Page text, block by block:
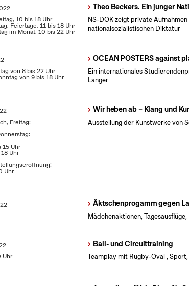
10 bis 18 Uhr
Feiertage, 11 bis 18 Uhr
im Monat, 10 bis 22 Uhr
Theo Beckers. Ein junger
NS-DOK zeigt private
nationalsozialistischen Diktatur
von 8 bis 22 Uhr
von 9 bis 18 Uhr
OCEAN POSTERS against
Ein internationales
Langer
Freitag:
15 Uhr
Uhr
Uhr
Wir heben ab – Klang und
Ausstellung der Kunstwerke von
Äktschenprogamm gegen
Mädchenaktionen,
Uhr
Ball- und Circuittraining
Teamplay mit Rugby-Oval ,